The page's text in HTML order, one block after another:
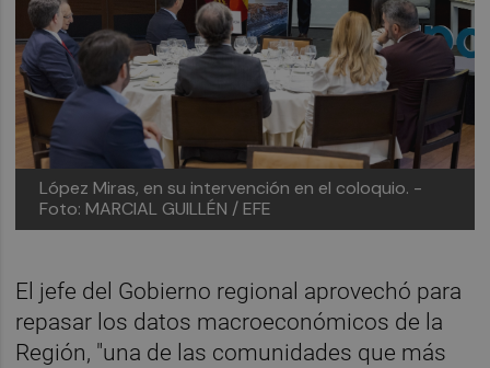
López Miras, en su intervención en el coloquio. -
Foto: MARCIAL GUILLÉN / EFE
El jefe del Gobierno regional aprovechó para
repasar los datos macroeconómicos de la
Región, "una de las comunidades que más